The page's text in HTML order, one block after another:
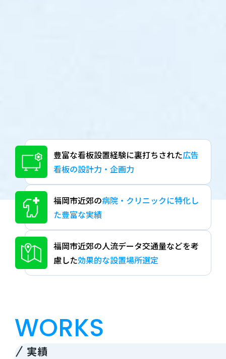
豊富な看板設置経験に裏打ちされた広告
看板の設計力・企画力
福岡市近郊の病院・クリニックに特化し
た豊富な実績
福岡市近郊の人流データ交通量などを考
慮した効果的な設置場所選定
WORKS
実績